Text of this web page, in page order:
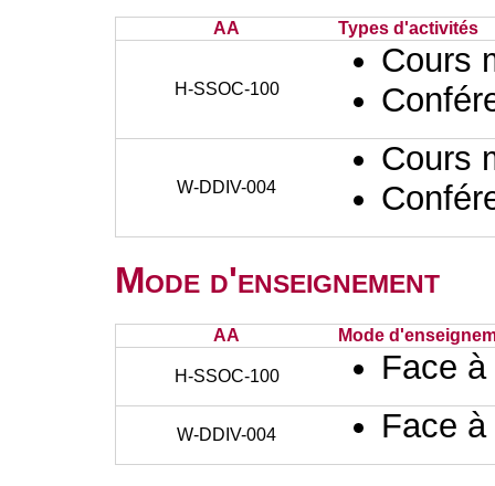
AA Types d'activités
H-SSOC-100
Cours
W-DDIV-004
Cours
Mode d'enseignement
AA Mode
H-SSOC-100 Face
W-DDIV-004 Face